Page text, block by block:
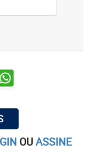
OUASSINE